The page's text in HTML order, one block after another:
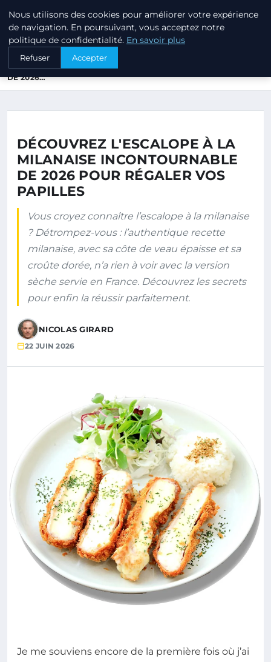
TRUFFE DU PERIGORD
ACCUEIL
DÉCOUVREZ L'ESCALOPE À LA MILANAISE INCONTOURNABLE
DE 2026…
DÉCOUVREZ L'ESCALOPE À LA
MILANAISE INCONTOURNABLE
DE 2026 POUR RÉGALER VOS
PAPILLES
Vous croyez connaître l’escalope à la milanaise
? Détrompez-vous : l’authentique recette
milanaise, avec sa côte de veau épaisse et sa
croûte dorée, n’a rien à voir avec la version
sèche servie en France. Découvrez les secrets
pour enfin la réussir parfaitement.
NICOLAS GIRARD
22 JUIN 2026
Je me souviens encore de la première fois où j’ai
Nous utilisons des cookies pour améliorer votre expérience
de navigation. En poursuivant, vous acceptez notre
politique de confidentialité. En savoir plus
Refuser Accepter